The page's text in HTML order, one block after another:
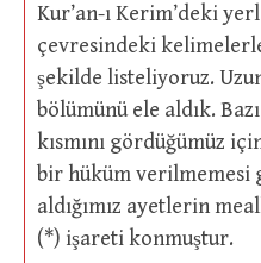
Kur’an-ı Kerim’deki
çevresindeki
şekilde listeliyoruz.
bölümünü ele aldık.
kısmını gördüğümüz
bir hüküm verilmemesi
aldığımız ayetlerin
(*) işareti konmuştur.